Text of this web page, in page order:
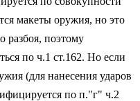
макеты оружия, но это
разбоя, поэтому
по ч.1 ст.162. Но если
(для нанесения ударов
по п."г" ч.2